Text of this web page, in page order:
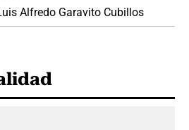
Alfredo Garavito Cubillos